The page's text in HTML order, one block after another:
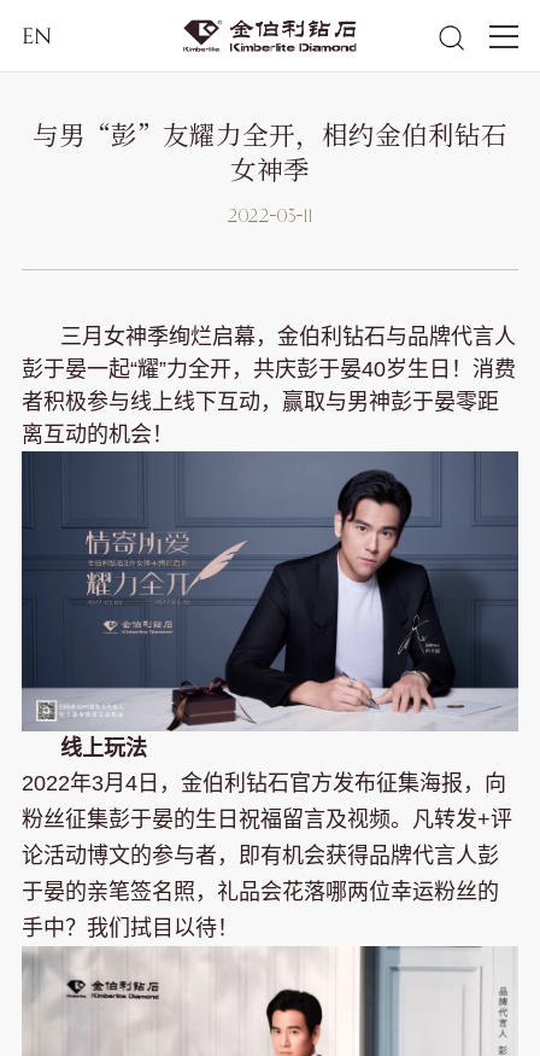
EN
与男“彭”友耀力全开，相约金伯利钻石
女神季
2022-03-11
三月女神季绚烂启幕，金伯利钻石与品牌代言人
彭于晏一起“耀”力全开，共庆彭于晏40岁生日！消费
者积极参与线上线下互动，赢取与男神彭于晏零距
离互动的机会！
线上玩法
2022年3月4日，金伯利钻石官方发布征集海报，向
粉丝征集彭于晏的生日祝福留言及视频。凡转发+评
论活动博文的参与者，即有机会获得品牌代言人彭
于晏的亲笔签名照，礼品会花落哪两位幸运粉丝的
手中？我们拭目以待！